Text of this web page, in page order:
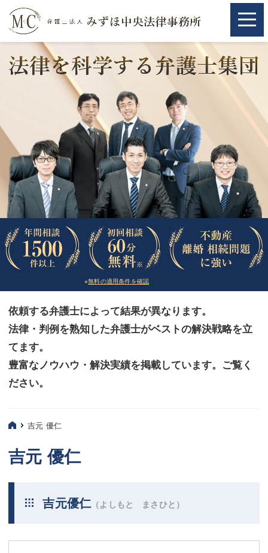
ホーム
相続・遺言
離婚（夫婦間トラブル）
企業法務
労働問題（解雇，残業等）
刑事弁護
交通事故
法律相談など（その他）
お客様へ
みずほ中央の特長・実質編
みずほ中央の特長・形式編
酒井 博之
三平 隆史
※無料の適用条件を確認
依頼する弁護士によって結果が異なります。
法律・判例を熟知した弁護士がベストの解決戦略を立
てます。
豊富なノウハウ・解決実績を掲載しています。ご覧く
ださい。
ホーム
相続・遺言
離婚（夫婦間トラブル）
企業法務
労働問題（解雇，残業等）
刑事弁護
交通事故
法律相談など（その他）
お客様へ
みずほ中央の特長・実質編
みずほ中央の特長・形式編
酒井 博之
三平 隆史
吉元 優仁
吉元 優仁
吉元優仁 （よしもと まさひと）